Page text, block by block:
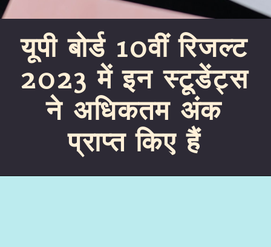
यूपी बोर्ड 10वीं रिजल्ट
2023 में इन स्टूडेंट्स
ने अधिकतम अंक
प्राप्त किए हैं